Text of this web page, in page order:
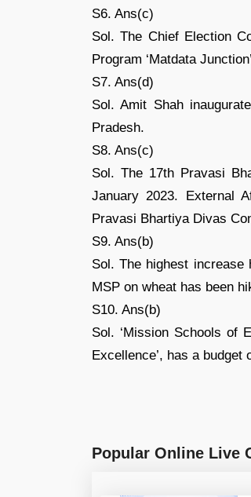
S6. Ans(c)
Sol. The Chief Election
Program ‘Matdata
S7. Ans(d)
Sol. Amit Shah
Pradesh.
S8. Ans(c)
Sol. The 17th Pravasi
January 2023. External
Pravasi Bhartiya Divas
S9. Ans(b)
Sol. The highest
MSP on wheat has been
S10. Ans(b)
Sol. ‘Mission Schools of
Excellence’, has a
Popular Online Live